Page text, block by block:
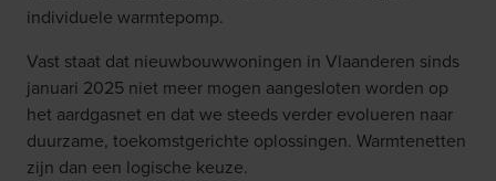
individuele warmtepomp.
Vast staat dat nieuwbouwwoningen in Vlaanderen sinds
januari 2025 niet meer mogen aangesloten worden op
het aardgasnet en dat we steeds verder evolueren naar
duurzame, toekomstgerichte oplossingen. Warmtenetten
zijn dan een logische keuze.